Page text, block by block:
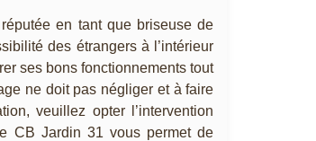
en tant que briseuse de
des étrangers à l’intérieur
ses bons fonctionnements tout
ne doit pas négliger et à faire
veuillez opter l’intervention
CB Jardin 31 vous permet de